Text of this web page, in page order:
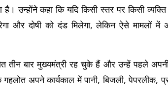
उन्होंने कहा कि यदि किसी स्तर पर किसी व्यक्ति
और दोषी को दंड मिलेगा, लेकिन ऐसे मामलों में
तीन बार मुख्यमंत्री रह चुके हैं और उन्हें पहले अपनी
गहलोत अपने कार्यकाल में पानी, बिजली, पेपरलीक,